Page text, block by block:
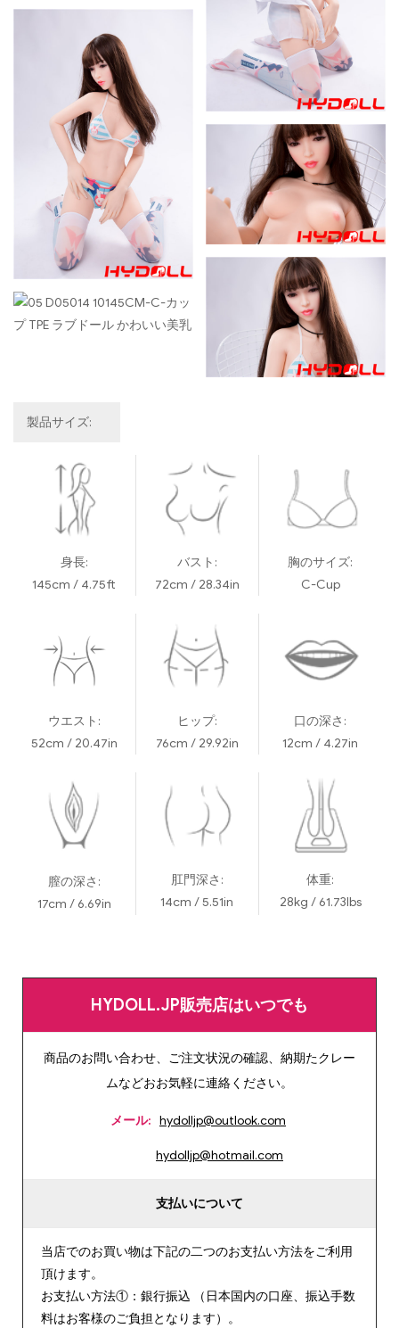
製品サイズ:
身長:
145cm / 4.75ft
バスト:
72cm / 28.34in
胸のサイズ:
C-Cup
ウエスト:
52cm / 20.47in
ヒップ:
76cm / 29.92in
口の深さ:
12cm / 4.27in
膣の深さ:
17cm / 6.69in
肛門深さ:
14cm / 5.51in
体重:
28kg / 61.73lbs
HYDOLL.JP販売店はいつでも
商品のお問い合わせ、ご注文状況の確認、納期たクレー
ムなどおお気軽に連絡ください。
メール: hydolljp@outlook.com
hydolljp@hotmail.com
支払いについて
当店でのお買い物は下記の二つのお支払い方法をご利用
頂けます。
お支払い方法①：銀行振込 （日本国内の口座、振込手数
料はお客様のご負担となります）。